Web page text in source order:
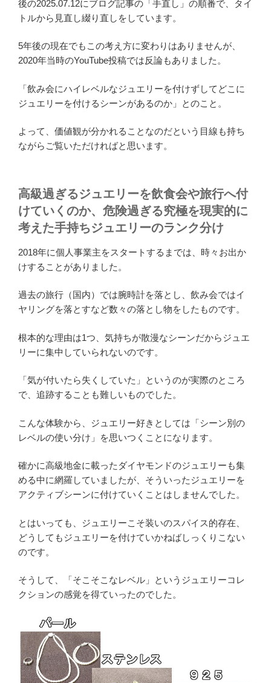
後の2025.07.12にブログ記事の「手直し」の順番で、タイ
トルから見直し綴り直しをしています。
5年後の現在でもこの考え方に変わりはありませんが、
2020年当時のYouTube投稿では反論もありました。
「飲み会にハイレベルなジュエリーを付けずしてどこに
ジュエリーを付けるシーンがあるのか」とのこと。
よって、価値観が分かれることなのだという目線も持ち
ながらご覧いただければと思います。
高級過ぎるジュエリーを飲食会や旅行へ付
けていくのか、危険過ぎる究極を現実的に
考えた手持ちジュエリーのランク分け
2018年に個人事業主をスタートするまでは、時々お出か
けすることがありました。
過去の旅行（国内）では腕時計を落とし、飲み会ではイ
ヤリングを落とすなど数々の落とし物をしたものです。
根本的な理由は1つ、気持ちが散漫なシーンだからジュエ
リーに集中していられないのです。
「気が付いたら失くしていた」というのが実際のところ
で、追跡することも難しいものでした。
こんな体験から、ジュエリー好きとしては「シーン別の
レベルの使い分け」を思いつくことになります。
確かに高級地金に載ったダイヤモンドのジュエリーも集
める中に網羅していましたが、そういったジュエリーを
アクティブシーンに付けていくことはしませんでした。
とはいっても、ジュエリーこそ装いのスパイス的存在、
どうしてもジュエリーを付けていかねばしっくりこない
のです。
そうして、「そこそこなレベル」というジュエリーコレ
クションの感覚を得ていったのでした。